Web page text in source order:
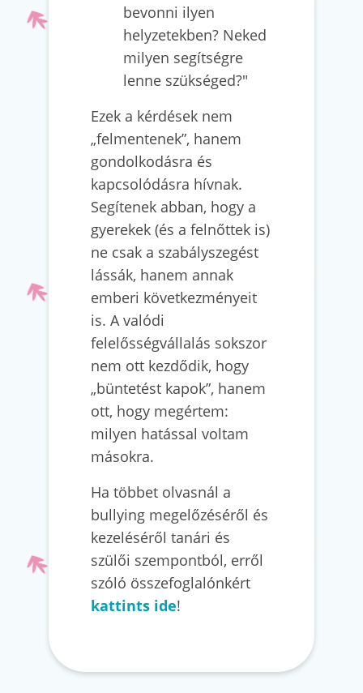
bevonni ilyen
helyzetekben? Neked
milyen segítségre
lenne szükséged?"
Ezek a kérdések nem
„felmentenek”, hanem
gondolkodásra és
kapcsolódásra hívnak.
Segítenek abban, hogy a
gyerekek (és a felnőttek is)
ne csak a szabályszegést
lássák, hanem annak
emberi következményeit
is. A valódi
felelősségvállalás sokszor
nem ott kezdődik, hogy
„büntetést kapok”, hanem
ott, hogy megértem:
milyen hatással voltam
másokra.
Ha többet olvasnál a
bullying megelőzéséről és
kezeléséről tanári és
szülői szempontból, erről
szóló összefoglalónkért
kattints ide!